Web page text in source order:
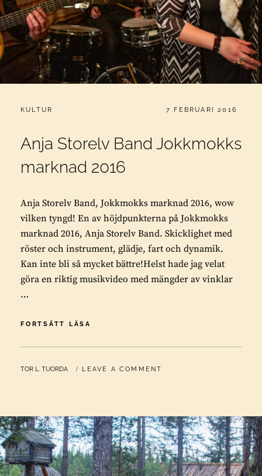
CATEGORIES:
KULTUR PUBLICERAT
7 FEBRUARI 2016
Anja Storelv Band Jokkmokks
marknad 2016
Anja Storelv Band, Jokkmokks marknad 2016, wow
vilken tyngd! En av höjdpunkterna på Jokkmokks
marknad 2016, Anja Storelv Band. Skicklighet med
röster och instrument, glädje, fart och dynamik.
Kan inte bli så mycket bättre!Helst hade jag velat
göra en riktig musikvideo med mängder av vinklar
…
FORTSÄTT LÄSA
BAND
MARKNAD
BY
TOR L. TUORDA LEAVE A COMMENT